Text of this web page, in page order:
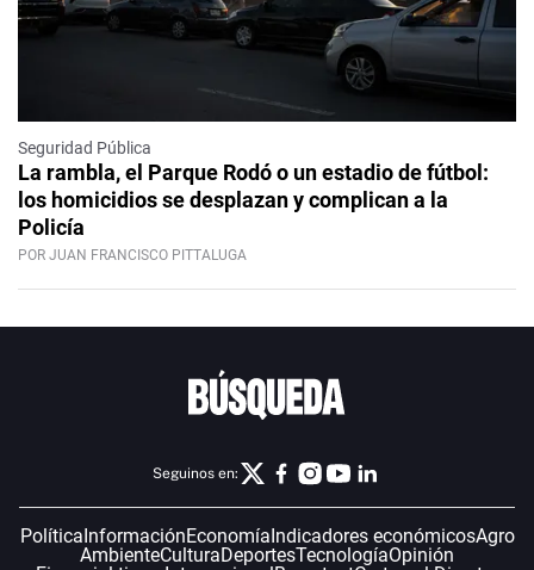
Seguridad Pública
La rambla, el Parque Rodó o un estadio de fútbol:
los homicidios se desplazan y complican a la
Policía
POR JUAN FRANCISCO PITTALUGA
Seguinos en:
PolíticaInformaciónEconomíaIndicadores económicosAgro
AmbienteCulturaDeportesTecnologíaOpinión